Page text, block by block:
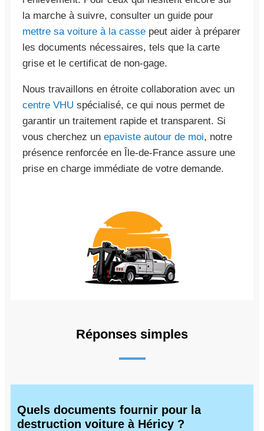
la marche à suivre, consulter un guide pour
mettre sa voiture à la casse peut aider à préparer
les documents nécessaires, tels que la carte
grise et le certificat de non-gage.
Nous travaillons en étroite collaboration avec un
centre VHU spécialisé, ce qui nous permet de
garantir un traitement rapide et transparent. Si
vous cherchez un epaviste autour de moi, notre
présence renforcée en Île-de-France assure une
prise en charge immédiate de votre demande.
Réponses simples
Quels documents fournir pour la
destruction voiture à Héricy ?